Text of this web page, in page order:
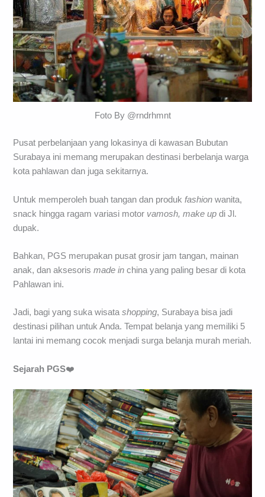
Foto By @rndrhmnt
Pusat perbelanjaan yang lokasinya di kawasan Bubutan
Surabaya ini memang merupakan destinasi berbelanja warga
kota pahlawan dan juga sekitarnya.
Untuk memperoleh buah tangan dan produkfashion wanita,
snack hingga ragam variasi motor vamosh, make up di Jl.
dupak.
Bahkan, PGS merupakan pusat grosir jam tangan, mainan
anak, dan aksesorismade in china yang paling besar di kota
Pahlawan ini.
Jadi, bagi yang suka wisatashopping, Surabaya bisa jadi
destinasi pilihan untuk Anda. Tempat belanja yang memiliki 5
lantai ini memang cocok menjadi surga belanja murah meriah.
Sejarah PGS❤️